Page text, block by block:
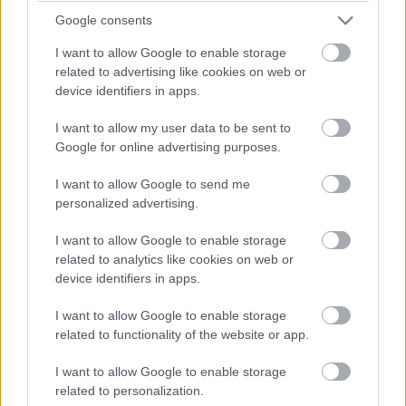
Google consents
I want to allow Google to enable storage
related to advertising like cookies on web or
device identifiers in apps.
I want to allow my user data to be sent to
Google for online advertising purposes.
I want to allow Google to send me
personalized advertising.
I want to allow Google to enable storage
related to analytics like cookies on web or
device identifiers in apps.
I want to allow Google to enable storage
related to functionality of the website or app.
I want to allow Google to enable storage
related to personalization.
megerősíti, hogy a karaktere semmiképp sem Carnage,
akiről már biztosan tudni véljük, hogy az esetleges
főgonoszként fel fog tűnni a mozifilmben.
Fleischer rendezésében, és amint megtudunk valami
biztos információt, igyekszünk veletek közölni.
#tom
#ruben fleischer #riz ahmed
Milla Jovovich néz majd